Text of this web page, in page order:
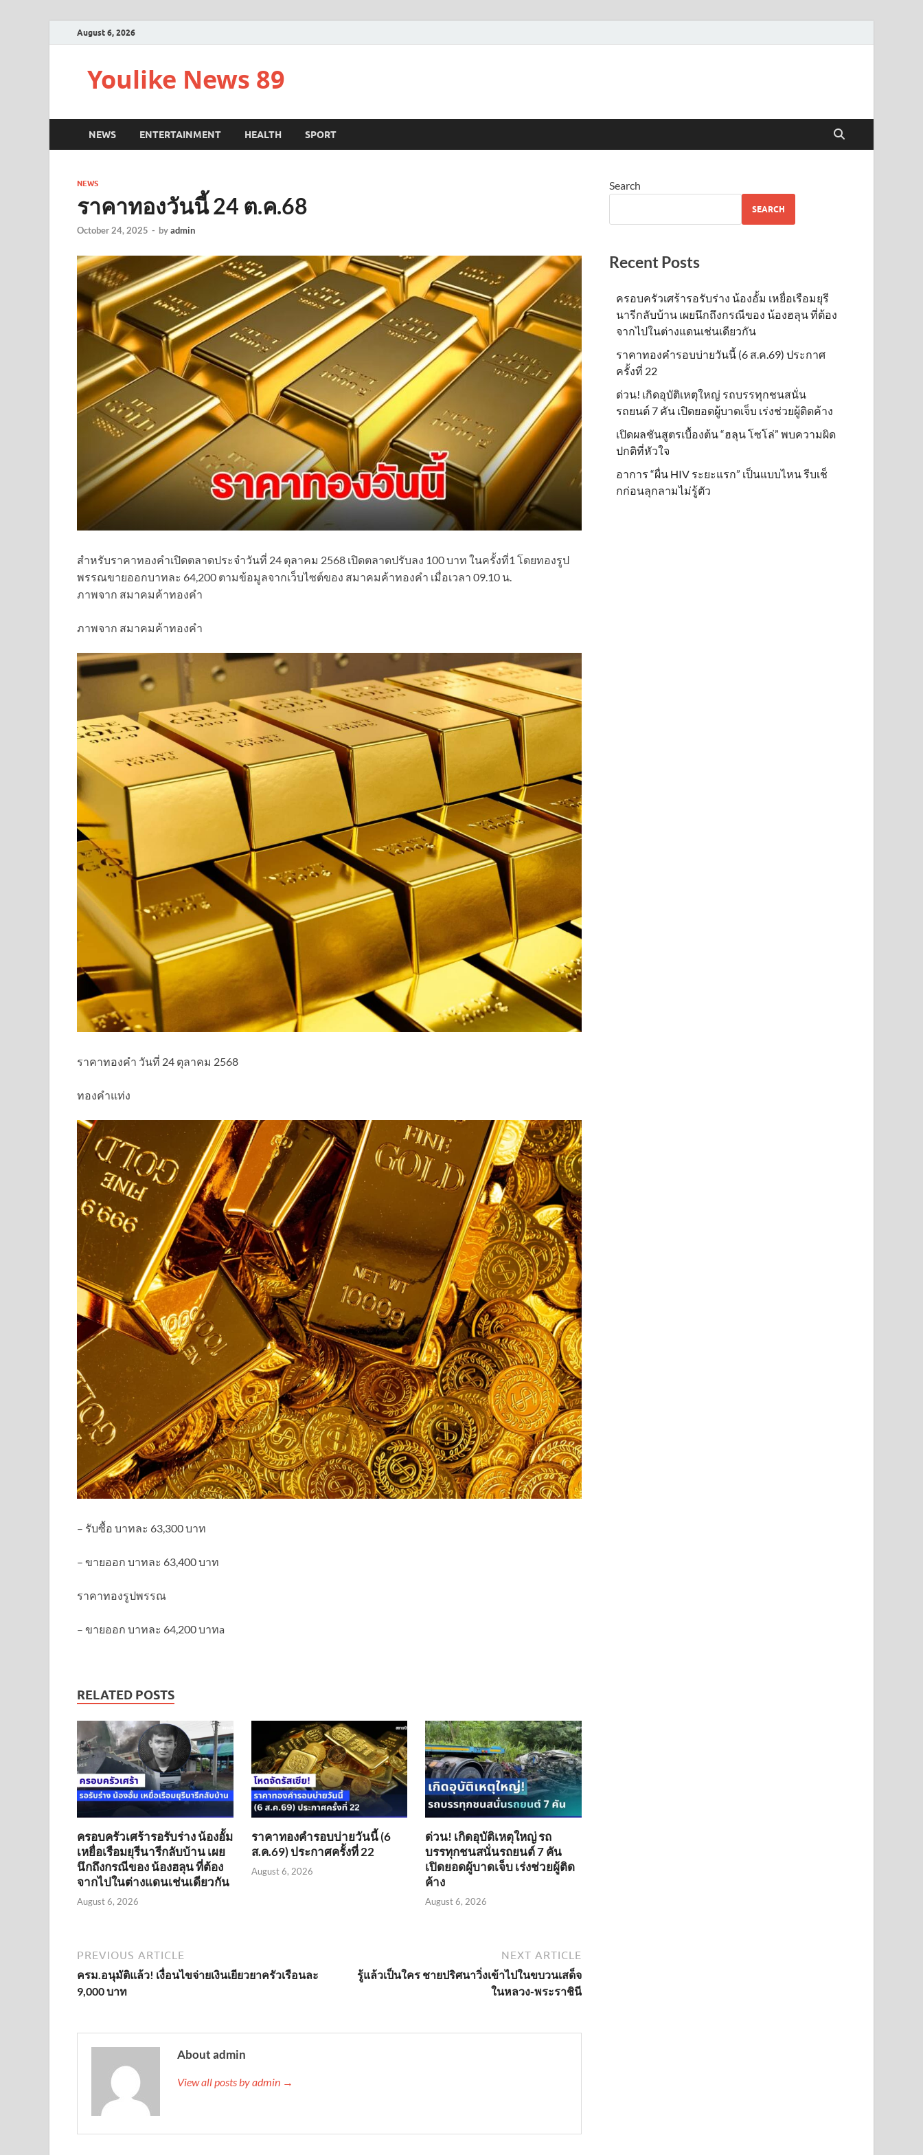
August 6, 2026
Youlike News 89
NEWS ENTERTAINMENT HEALTH SPORT
NEWS
ราคาทองวันนี้ 24 ต.ค.68
October 24, 2025 - byadmin
สำหรับราคาทองคำเปิดตลาดประจำวันที่ 24 ตุลาคม 2568 เปิดตลาดปรับลง 100 บาท ในครั้งที่1 โดยทองรูป
พรรณขายออกบาทละ 64,200 ตามข้อมูลจากเว็บไซต์ของ สมาคมค้าทองคำ เมื่อเวลา 09.10 น.
ภาพจาก สมาคมค้าทองคำ
ภาพจาก สมาคมค้าทองคำ
ราคาทองคำ วันที่ 24 ตุลาคม 2568
ทองคำแท่ง
– รับซื้อ บาทละ 63,300 บาท
– ขายออก บาทละ 63,400 บาท
ราคาทองรูปพรรณ
– ขายออก บาทละ 64,200 บาทa
RELATED POSTS
ครอบครัวเศร้ารอรับร่าง น้องอั้ม
เหยื่อเรือมยุรีนารีกลับบ้าน เผย
นึกถึงกรณีของ น้องฮลุน ที่ต้อง
จากไปในต่างแดนเช่นเดียวกัน
August 6, 2026
ราคาทองคำรอบบ่ายวันนี้ (6
ส.ค.69) ประกาศครั้งที่ 22
August 6, 2026
ด่วน! เกิดอุบัติเหตุใหญ่ รถ
บรรทุกชนสนั่นรถยนต์ 7 คัน
เปิดยอดผู้บาดเจ็บ เร่งช่วยผู้ติด
ค้าง
August 6, 2026
PREVIOUS ARTICLE
ครม.อนุมัติแล้ว! เงื่อนไขจ่ายเงินเยียวยาครัวเรือนละ
9,000 บาท
NEXT ARTICLE
รู้แล้วเป็นใคร ชายปริศนาวิ่งเข้าไปในขบวนเสด็จ
ในหลวง-พระราชินี
About admin
View all posts by admin →
Search
SEARCH
Recent Posts
ครอบครัวเศร้ารอรับร่าง น้องอั้ม เหยื่อเรือมยุรี
นารีกลับบ้าน เผยนึกถึงกรณีของ น้องฮลุน ที่ต้อง
จากไปในต่างแดนเช่นเดียวกัน
ราคาทองคำรอบบ่ายวันนี้ (6 ส.ค.69) ประกาศ
ครั้งที่ 22
ด่วน! เกิดอุบัติเหตุใหญ่ รถบรรทุกชนสนั่น
รถยนต์ 7 คัน เปิดยอดผู้บาดเจ็บ เร่งช่วยผู้ติดค้าง
เปิดผลชันสูตรเบื้องต้น “ฮลุน โซโล่” พบความผิด
ปกติที่หัวใจ
อาการ “ผื่น HIV ระยะแรก” เป็นแบบไหน รีบเช็
กก่อนลุกลามไม่รู้ตัว